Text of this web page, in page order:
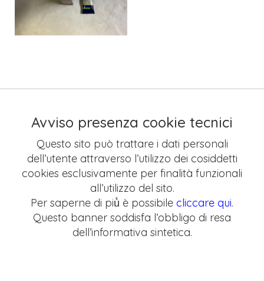
Avviso presenza cookie tecnici
Questo sito può trattare i dati personali
dell’utente attraverso l’utilizzo dei cosiddetti
cookies esclusivamente per finalità funzionali
all’utilizzo del sito.
Per saperne di più̀ è possibile cliccare qui.
Questo banner soddisfa l’obbligo di resa
dell’informativa sintetica.